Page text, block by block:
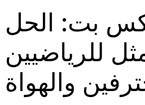
بت: الحل
للرياضيين
والهواة